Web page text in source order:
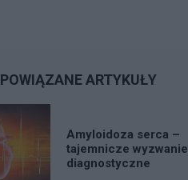
POWIĄZANE ARTYKUŁY
Amyloidoza serca –
tajemnicze wyzwanie
diagnostyczne